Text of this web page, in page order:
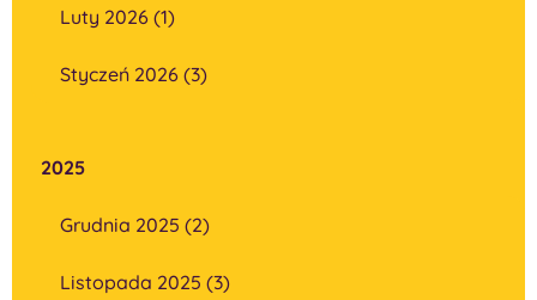
Luty 2026 (1)
Styczeń 2026 (3)
2025
Grudnia 2025 (2)
Listopada 2025 (3)